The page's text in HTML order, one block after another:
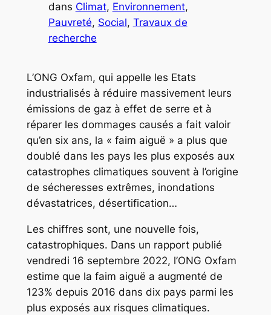
dans Climat, Environnement
Pauvreté, Social, Travaux de
recherche
L’ONG Oxfam, qui appelle les Etats
industrialisés à réduire massivement leurs
émissions de gaz à effet de serre et à
réparer les dommages causés a fait valoir
qu’en six ans, la « faim aiguë » a plus que
doublé dans les pays les plus exposés aux
catastrophes climatiques souvent à l’origine
de sécheresses extrêmes, inondations
dévastatrices, désertification…
Les chiffres sont, une nouvelle fois,
catastrophiques. Dans un rapport publié
vendredi 16 septembre 2022, l’ONG Oxfam
estime que la faim aiguë a augmenté de
123% depuis 2016 dans dix pays parmi les
plus exposés aux risques climatiques.